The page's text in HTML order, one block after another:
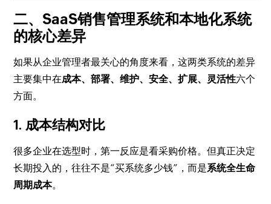
二、SaaS销售管理系统和本地化系统
的核心差异
如果从企业管理者最关心的角度来看，这两类系统的差异
主要集中在成本、部署、维护、安全、扩展、灵活性六个
方面。
1. 成本结构对比
很多企业在选型时，第一反应是看采购价格。但真正决定
长期投入的，往往不是“买系统多少钱”，而是系统全生命
周期成本。